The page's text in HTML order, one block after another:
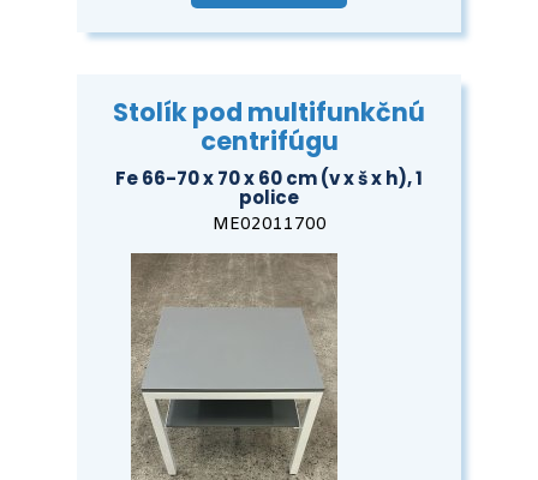
Stolík pod multifunkčnú
centrifúgu
Fe 66-70 x 70 x 60 cm (v x š x h), 1
police
ME02011700